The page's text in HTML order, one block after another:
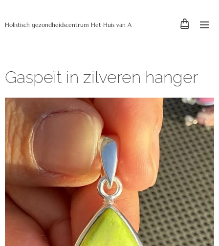
Holistisch gezondheidscentrum Het Huis van A
Gaspeït in zilveren hanger